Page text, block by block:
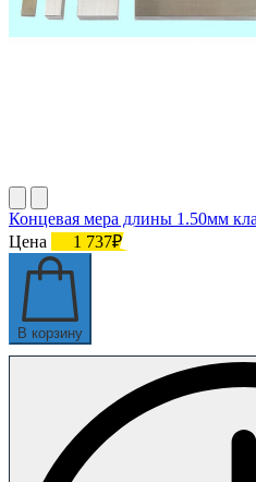
Концевая мера длины 1.50мм
Цена
1 737₽
В корзину